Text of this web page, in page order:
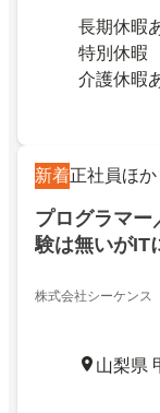
長期休暇
特別休暇
介護休暇
新着正社員ほか
プログラマー
験は無いがIT
株式会社シーケンス
山梨県